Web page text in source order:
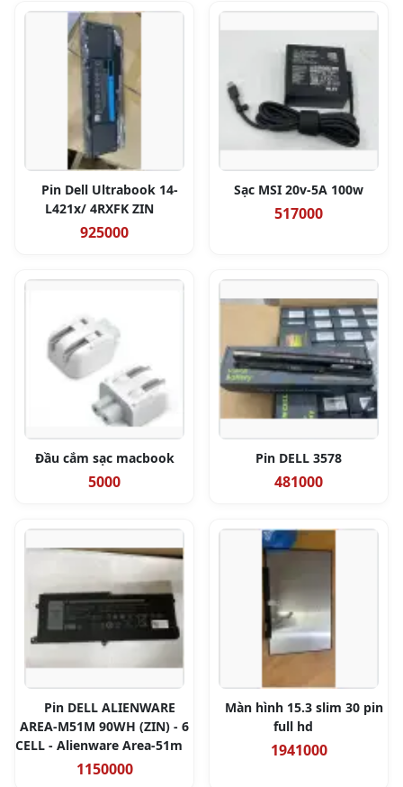
Pin Dell Ultrabook 14-
L421x/ 4RXFK ZIN
925000
Sạc MSI 20v-5A 100w
517000
Đầu cắm sạc macbook
5000
Pin DELL 3578
481000
Pin DELL ALIENWARE
AREA-M51M 90WH (ZIN) - 6
CELL - Alienware Area-51m
1150000
Màn hình 15.3 slim 30 pin
full hd
1941000